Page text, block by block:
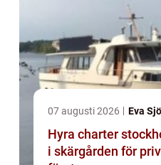
07 augusti 2026 Eva
Hyra charter stockholm
i skärgården för